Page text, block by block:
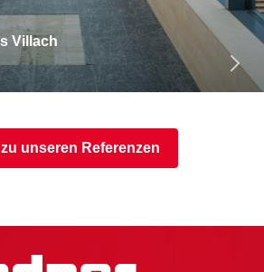
Villach
zu unseren Referenzen